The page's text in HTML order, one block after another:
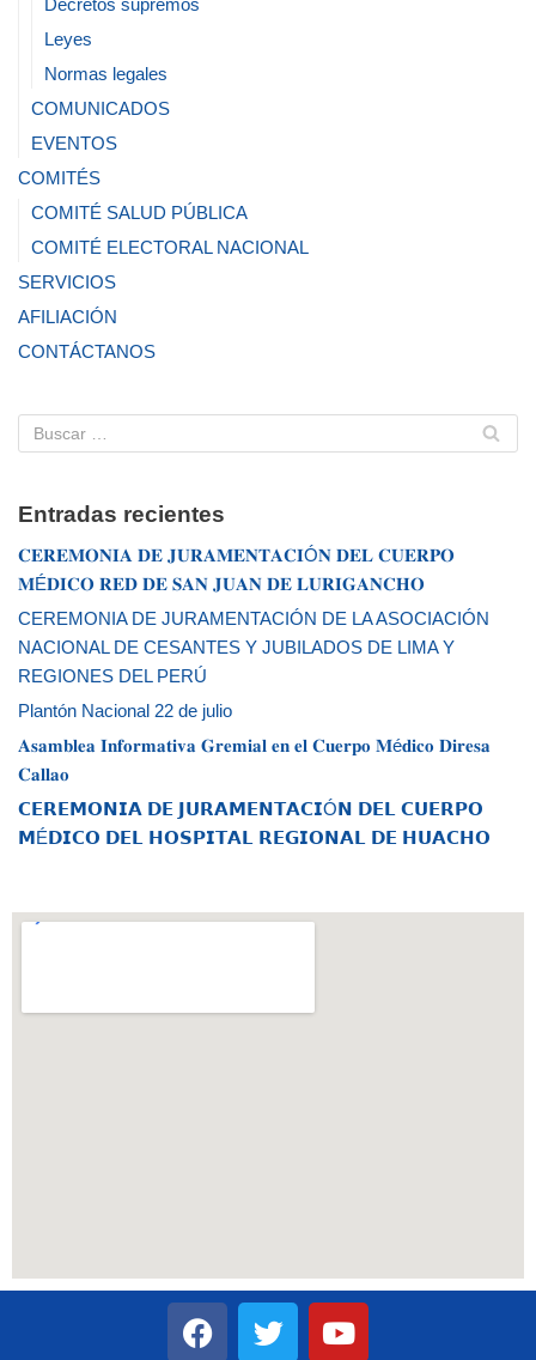
Decretos supremos
Leyes
Normas legales
COMUNICADOS
EVENTOS
COMITÉS
COMITÉ SALUD PÚBLICA
COMITÉ ELECTORAL NACIONAL
SERVICIOS
AFILIACIÓN
CONTÁCTANOS
Entradas recientes
𝐂𝐄𝐑𝐄𝐌𝐎𝐍𝐈𝐀 𝐃𝐄 𝐉𝐔𝐑𝐀𝐌𝐄𝐍𝐓𝐀𝐂𝐈Ó𝐍 𝐃𝐄𝐋 𝐂𝐔𝐄𝐑𝐏𝐎
𝐌É𝐃𝐈𝐂𝐎 𝐑𝐄𝐃 𝐃𝐄 𝐒𝐀𝐍 𝐉𝐔𝐀𝐍 𝐃𝐄 𝐋𝐔𝐑𝐈𝐆𝐀𝐍𝐂𝐇𝐎
CEREMONIA DE JURAMENTACIÓN DE LA ASOCIACIÓN
NACIONAL DE CESANTES Y JUBILADOS DE LIMA Y
REGIONES DEL PERÚ
Plantón Nacional 22 de julio
𝐀𝐬𝐚𝐦𝐛𝐥𝐞𝐚 𝐈𝐧𝐟𝐨𝐫𝐦𝐚𝐭𝐢𝐯𝐚 𝐆𝐫𝐞𝐦𝐢𝐚𝐥 𝐞𝐧 𝐞𝐥 𝐂𝐮𝐞𝐫𝐩𝐨 𝐌é𝐝𝐢𝐜𝐨 𝐃𝐢𝐫𝐞𝐬𝐚
𝐂𝐚𝐥𝐥𝐚𝐨
𝗖𝗘𝗥𝗘𝗠𝗢𝗡𝗜𝗔 𝗗𝗘 𝗝𝗨𝗥𝗔𝗠𝗘𝗡𝗧𝗔𝗖𝗜Ó𝗡 𝗗𝗘𝗟 𝗖𝗨𝗘𝗥𝗣𝗢
𝗠É𝗗𝗜𝗖𝗢 𝗗𝗘𝗟 𝗛𝗢𝗦𝗣𝗜𝗧𝗔𝗟 𝗥𝗘𝗚𝗜𝗢𝗡𝗔𝗟 𝗗𝗘 𝗛𝗨𝗔𝗖𝗛𝗢